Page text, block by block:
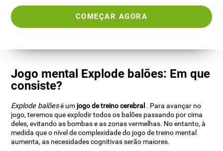
COMEÇAR AGORA
Jogo mental Explode balões: Em que
consiste?
Explode balõesé um jogo de treino cerebral . Para avançar no
jogo, teremos que explodir todos os balões passando por cima
deles, evitando as bombas e as zonas vermelhas. No entanto, à
medida que o nível de complexidade do jogo de treino mental
aumenta, as necesidades cognitivas serão maiores.